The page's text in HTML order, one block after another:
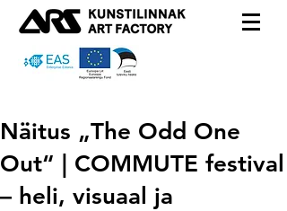
Näitus „The Odd One
Out“ | COMMUTE festival
– heli, visuaal ja